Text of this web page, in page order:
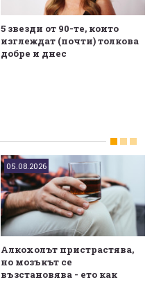
5 звезди от 90-те, които
изглеждат (почти) толкова
добре и днес
05.08.2026
Алкохолът пристрастява,
но мозъкът се
възстановява - ето как